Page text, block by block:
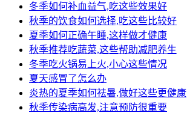
冬季如何补血益气,吃这些效果好
秋季的饮食如何选择,吃这些比较好
夏季如何正确午睡,这样做才健康
秋季推荐吃蔬菜,这些帮助减肥养生
冬季吃火锅易上火,小心这些情况
夏天感冒了怎么办
炎热的夏季如何祛暑,做好这些更健康
秋季传染病高发,注意预防很重要